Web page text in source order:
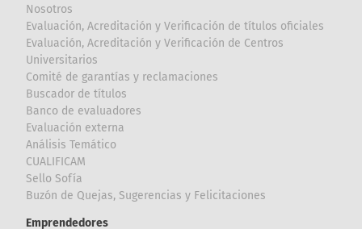
Nosotros
Evaluación, Acreditación y Verificación de títulos oficiales
Evaluación, Acreditación y Verificación de Centros
Universitarios
Comité de garantías y reclamaciones
Buscador de títulos
Banco de evaluadores
Evaluación externa
Análisis Temático
CUALIFICAM
Sello Sofía
Buzón de Quejas, Sugerencias y Felicitaciones
Emprendedores